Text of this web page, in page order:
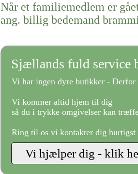
Når et familiemedlem er
ang. billig bedemand
Sjællands fuld service
Vi har ingen dyre butikker -
Vi kommer altid hjem til dig
så du i trykke omgivelser kan
Ring til os vi kontakter dig